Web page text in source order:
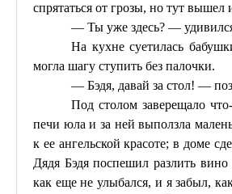
спрятаться от грозы, но тут вышел
— Ты уже здесь? —
На кухне суетилась
могла шагу ступить без палочки.
—Бэдя, давай за стол! —
Под столом заверещало
печи юла и за ней выползла
к ее ангельской красоте; в доме
Дядя Бэдяпоспешил разлить вино
как еще не улыбался, и я забыл,